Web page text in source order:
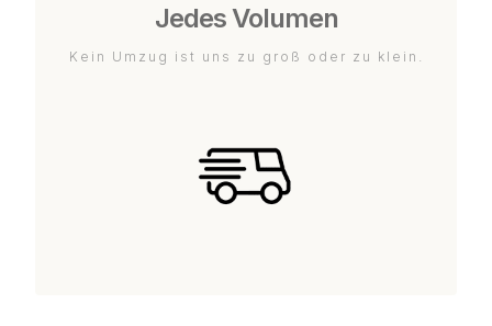
Jedes Volumen
Kein Umzug ist uns zu groß oder zu klein.